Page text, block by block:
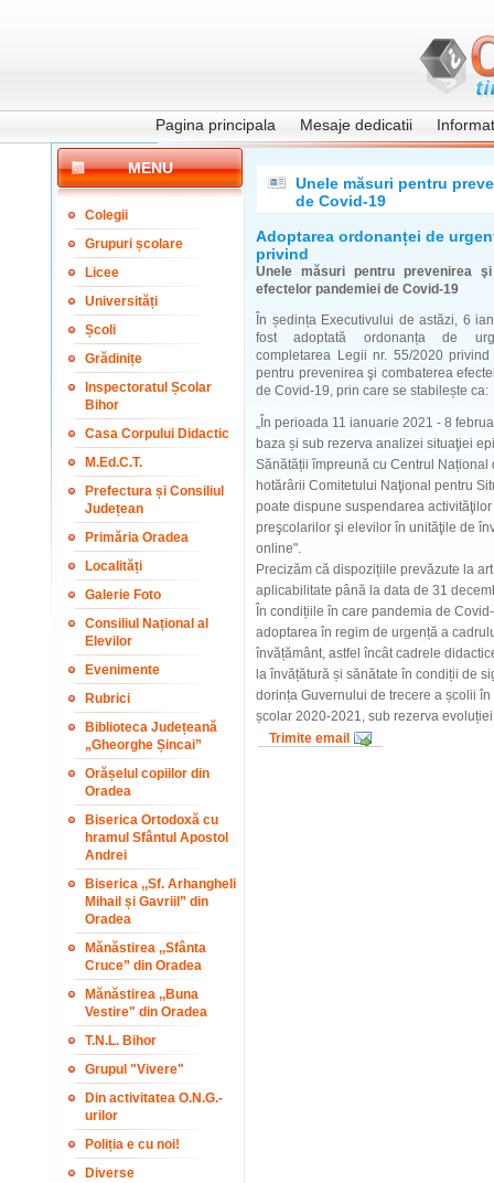
Pagina principala Mesaje dedicatii
MENU
Colegii
Grupuri școlare
Licee
Universități
Școli
Grădinițe
Inspectoratul Școlar
Bihor
Casa Corpului Didactic
M.Ed.C.T.
Prefectura și Consiliul
Județean
Primăria Oradea
Localități
Galerie Foto
Consiliul Național al
Elevilor
Evenimente
Rubrici
Biblioteca Județeană
„Gheorghe Șincai”
Orășelul copiilor din
Oradea
Biserica Ortodoxă cu
hramul Sfântul Apostol
Andrei
Biserica ,,Sf. Arhangheli
Mihail și Gavriil” din
Oradea
Mănăstirea ,,Sfânta
Cruce” din Oradea
Mănăstirea ,,Buna
Vestire" din Oradea
T.N.L. Bihor
Grupul "Vivere"
Din activitatea O.N.G.-
urilor
Poliția e cu noi!
Diverse
Unele măsuri pentru
de Covid-19
Adoptarea ordonanței de
privind
Unele măsuri pentru prevenirea
efectelor pandemiei de Covid-19
În ședința Executivului de astăzi, 6
fost adoptată ordonanța de
completarea Legii nr. 55/2020
pentru prevenirea şi combaterea
de Covid-19, prin care se stabilește ca:
„În perioada 11 ianuarie 2021 - 8
baza și sub rezerva analizei situaţiei
Sănătății împreună cu Centrul
hotărârii Comitetului Naţional pentru
poate dispune suspendarea
preşcolarilor şi elevilor în unităţile de
online".
Precizăm că dispozițiile prevăzute la
aplicabilitate până la data de 31
În condițiile în care pandemia de
adoptarea în regim de urgență a
învățământ, astfel încât cadrele
la învățătură și sănătate în condiții de
dorința Guvernului de trecere a școlii
școlar 2020-2021, sub rezerva
Trimite email